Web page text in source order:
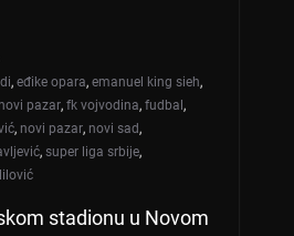
, eđike opara, emanuel king sieh,
pazar, fk vojvodina, fudbal ,
, novi pazar, novi sad,
, super liga srbije,
stadionu u Novom